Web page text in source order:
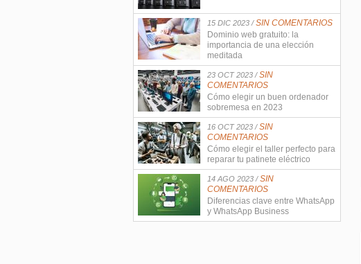
15 DIC 2023 /SIN COMENTARIOS
Dominio web gratuito: la
importancia de una elección
meditada
23 OCT 2023 /SIN
COMENTARIOS
Cómo elegir un buen ordenador
sobremesa en 2023
16 OCT 2023 /SIN
COMENTARIOS
Cómo elegir el taller perfecto para
reparar tu patinete eléctrico
14 AGO 2023 /SIN
COMENTARIOS
Diferencias clave entre WhatsApp
y WhatsApp Business